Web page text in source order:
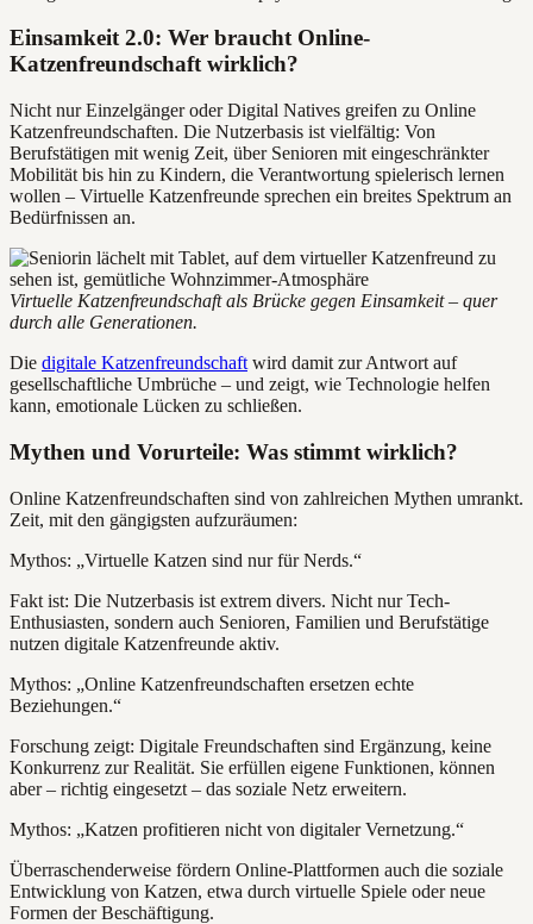
Einsamkeit 2.0: Wer braucht Online-
Katzenfreundschaft wirklich?
Nicht nur Einzelgänger oder Digital Natives greifen zu Online
Katzenfreundschaften. Die Nutzerbasis ist vielfältig: Von
Berufstätigen mit wenig Zeit, über Senioren mit eingeschränkter
Mobilität bis hin zu Kindern, die Verantwortung spielerisch lernen
wollen – Virtuelle Katzenfreunde sprechen ein breites Spektrum an
Bedürfnissen an.
Virtuelle Katzenfreundschaft als Brücke gegen Einsamkeit – quer
durch alle Generationen.
Die digitale Katzenfreundschaft wird damit zur Antwort auf
gesellschaftliche Umbrüche – und zeigt, wie Technologie helfen
kann, emotionale Lücken zu schließen.
Mythen und Vorurteile: Was stimmt wirklich?
Online Katzenfreundschaften sind von zahlreichen Mythen umrankt.
Zeit, mit den gängigsten aufzuräumen:
Mythos: „Virtuelle Katzen sind nur für Nerds.“
Fakt ist: Die Nutzerbasis ist extrem divers. Nicht nur Tech-
Enthusiasten, sondern auch Senioren, Familien und Berufstätige
nutzen digitale Katzenfreunde aktiv.
Mythos: „Online Katzenfreundschaften ersetzen echte
Beziehungen.“
Forschung zeigt: Digitale Freundschaften sind Ergänzung, keine
Konkurrenz zur Realität. Sie erfüllen eigene Funktionen, können
aber – richtig eingesetzt – das soziale Netz erweitern.
Mythos: „Katzen profitieren nicht von digitaler Vernetzung.“
Überraschenderweise fördern Online-Plattformen auch die soziale
Entwicklung von Katzen, etwa durch virtuelle Spiele oder neue
Formen der Beschäftigung.